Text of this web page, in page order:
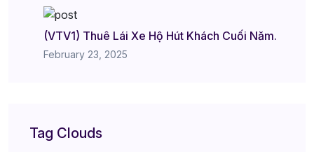
(VTV1) Thuê Lái Xe Hộ Hút Khách Cuối Năm.
February 23, 2025
Tag Clouds